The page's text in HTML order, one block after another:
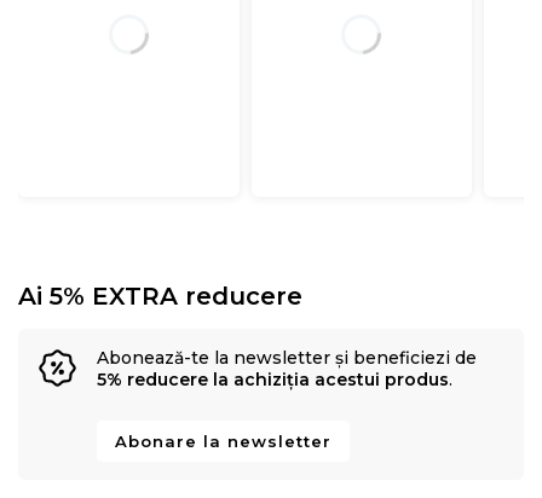
Ai 5% EXTRA reducere
Abonează-te la newsletter și beneficiezi de
5% reducere la achiziția acestui produs.
Abonare la newsletter